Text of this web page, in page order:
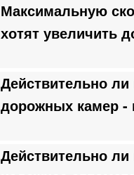
Максимальную
хотят увеличить
Действительно
дорожных камер -
Действительно ли